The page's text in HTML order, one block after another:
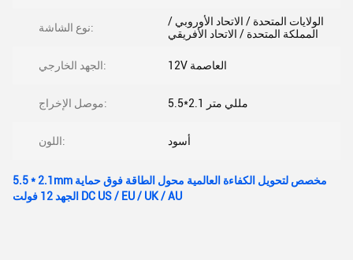
نوع الشاشة:
الولايات المتحدة / الاتحاد الأوروبي /
المملكة المتحدة / الاتحاد الأفريقي
الجهد الخارجي: 12V العاصمة
موصل الإخراج: 5.5*2.1 مللي متر
اللون: أسود
5.5 * 2.1mm مخصص لتحويل الكفاءة العالمية محول الطاقة فوق حماية
الجهد 12 فولت DC US / EU / UK / AU